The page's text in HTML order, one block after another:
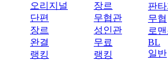
오리지널
단편
장르
완결
랭킹
장르
무협관
성인관
무료
랭킹
판타
무협
로
BL
일반